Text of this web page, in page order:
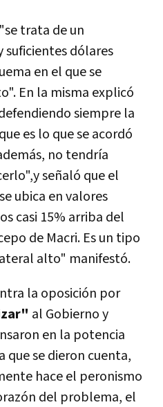
trata de un
suficientes dólares
en el que se
En la misma explicó
siempre la
es lo que se acordó
no tendría
señaló que el
ubica en valores
casi 15% arriba del
de Macri. Es un tipo
alto" manifestó.
la oposición por
al Gobierno y
en la potencia
que se dieron cuenta,
hace el peronismo
del problema, el